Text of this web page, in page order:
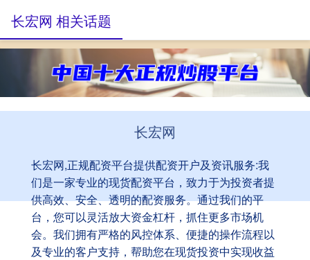
长宏网
长宏网,正规配资平台提供配资开户及资讯服务:我
们是一家专业的现货配资平台，致力于为投资者提
供高效、安全、透明的配资服务。通过我们的平
台，您可以灵活放大资金杠杆，抓住更多市场机
会。我们拥有严格的风控体系、便捷的操作流程以
及专业的客户支持，帮助您在现货投资中实现收益
长宏网 相关话题